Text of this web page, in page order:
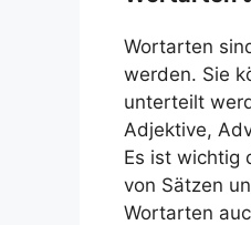
Wortarten
werden. Sie
unterteilt
Adjektive,
Es ist wichtig
von Sätzen
Wortarten